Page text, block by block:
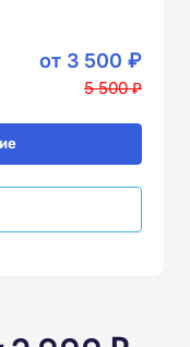
от 3 500 ₽
5 500 ₽